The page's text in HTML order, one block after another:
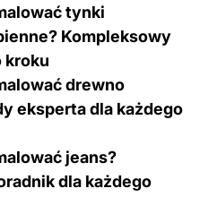
tynki
Kompleksowy
kroku
drewno
eksperta dla każdego
jeans?
dla każdego